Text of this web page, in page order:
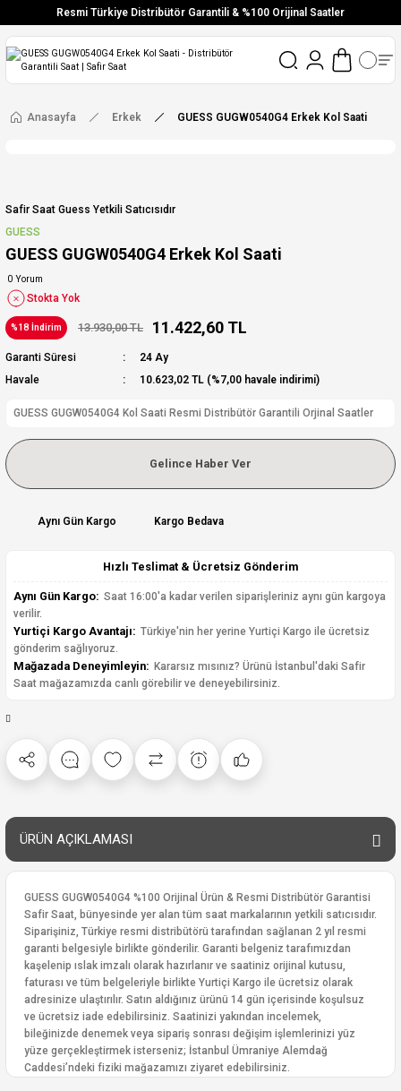
Resmi Türkiye Distribütör Garantili & %100 Orijinal Saatler
Vade Farksız 6 Taksit
Ücretsiz Kargo
Anasayfa Erkek GUESS GUGW0540G4 Erkek Kol Saati
Safir Saat Guess Yetkili Satıcısıdır
GUESS
GUESS GUGW0540G4 Erkek Kol Saati
0 Yorum
Stokta Yok
%18 İndirim 13.930,00 TL 11.422,60 TL
Garanti Süresi
24 Ay
Havale
10.623,02 TL (%7,00 havale indirimi)
GUESS GUGW0540G4 Kol Saati Resmi Distribütör Garantili Orjinal Saatler
Gelince Haber Ver
Aynı Gün Kargo Kargo Bedava
Hızlı Teslimat & Ücretsiz Gönderim
Aynı Gün Kargo: Saat 16:00'a kadar verilen siparişleriniz aynı gün kargoya
verilir.
Yurtiçi Kargo Avantajı: Türkiye'nin her yerine Yurtiçi Kargo ile ücretsiz
gönderim sağlıyoruz.
Mağazada Deneyimleyin: Kararsız mısınız? Ürünü İstanbul'daki Safir
Saat mağazamızda canlı görebilir ve deneyebilirsiniz.
ÜRÜN AÇIKLAMASI
GUESS GUGW0540G4 %100 Orijinal Ürün & Resmi Distribütör Garantisi
Safir Saat, bünyesinde yer alan tüm saat markalarının yetkili satıcısıdır.
Siparişiniz, Türkiye resmi distribütörü tarafından sağlanan 2 yıl resmi
garanti belgesiyle birlikte gönderilir. Garanti belgeniz tarafımızdan
kaşelenip ıslak imzalı olarak hazırlanır ve saatiniz orijinal kutusu,
faturası ve tüm belgeleriyle birlikte Yurtiçi Kargo ile ücretsiz olarak
adresinize ulaştırılır. Satın aldığınız ürünü 14 gün içerisinde koşulsuz
ve ücretsiz iade edebilirsiniz. Saatinizi yakından incelemek,
bileğinizde denemek veya sipariş sonrası değişim işlemlerinizi yüz
yüze gerçekleştirmek isterseniz; İstanbul Ümraniye Alemdağ
Caddesi’ndeki fiziki mağazamızı ziyaret edebilirsiniz.